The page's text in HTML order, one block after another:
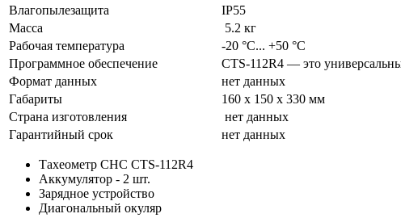
Влагопылезащита
IP55
Масса
5.2 кг
Рабочая температура
-20 °С... +50 °С
Программное обеспечение
CTS-112R4 — это
Формат данных
нет данных
Габариты
160 x 150 x 330 мм
Страна изготовления
нет данных
Гарантийный срок
нет данных
Тахеометр CHC CTS-112R4
Аккумулятор - 2 шт.
Зарядное устройство
Диагональный окуляр